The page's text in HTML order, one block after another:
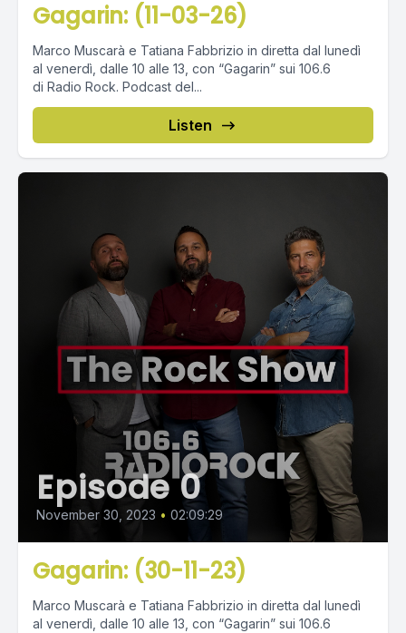
Gagarin: (11-03-26)
Marco Muscarà e Tatiana Fabbrizio in diretta dal lunedì
al venerdì, dalle 10 alle 13, con “Gagarin” sui 106.6
di Radio Rock. Podcast del...
Listen
Episode 0
November 30, 2023 • 02:09:29
Gagarin: (30-11-23)
Marco Muscarà e Tatiana Fabbrizio in diretta dal lunedì
al venerdì, dalle 10 alle 13, con “Gagarin” sui 106.6